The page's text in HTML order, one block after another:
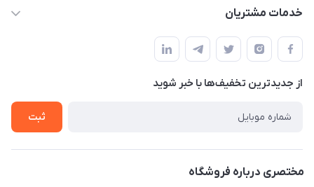
حساب کاربری
لیست محصولات
درباره ما
خدمات مشتریان
قوانین و مقررات
حریم خصوصی
راهنما
از جدید‌ترین تخفیف‌ها با‌ خبر شوید
ثبت
مختصری درباره فروشگاه